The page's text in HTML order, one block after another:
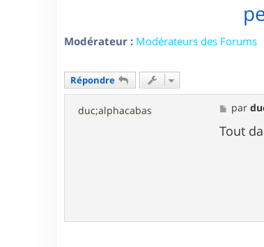
Modérateur : Modérateurs des Forums
Répondre
duc;alphacabas
M
e
s
s
par
Tout